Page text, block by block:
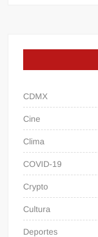
CDMX
Cine
Clima
COVID-19
Crypto
Cultura
Deportes